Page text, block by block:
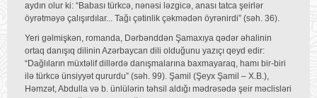
aydın olur ki: “Babası türkcə, nənəsi ləzgicə, anası tatca şeirlər
öyrətməyə çalışırdılar... Tağı çətinlik çəkmədən öyrənirdi” (səh. 36).
Yeri gəlmişkən, romanda, Dərbənddən Şamaxıya qədər əhalinin
ortaq danışıq dilinin Azərbaycan dili olduğunu yazıçı qeyd edir:
“Dağlıların müxtəlif dillərdə danışmalarına baxmayaraq, hamı bir-biri
ilə türkcə ünsiyyət qururdu” (səh. 99). Şamil (Şeyx Şamil – X.B.),
Həmzət, Abdulla və b. ünlülərin təhsil aldığı mədrəsədə şeir məclisləri